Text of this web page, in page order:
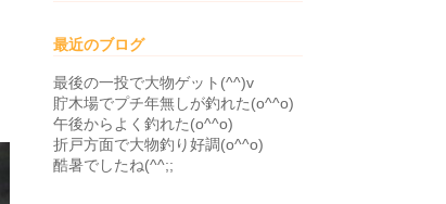
最近のブログ
最後の一投で大物ゲット(^^)v
貯木場でプチ年無しが釣れた(o^^o)
午後からよく釣れた(o^^o)
折戸方面で大物釣り好調(o^^o)
酷暑でしたね(^^;;